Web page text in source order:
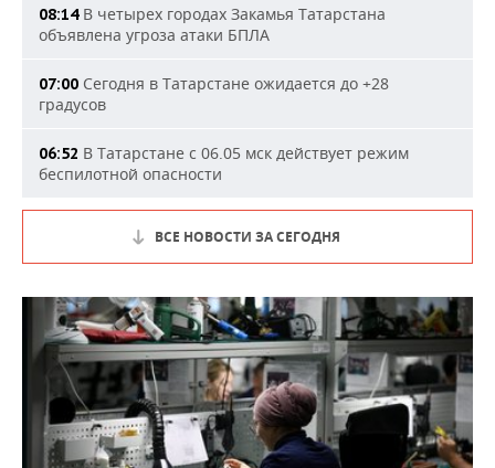
08:14В четырех городах Закамья Татарстана
объявлена угроза атаки БПЛА
07:00 Сегодня в Татарстане ожидается до +28
градусов
06:52 В Татарстане с 06.05 мск действует режим
беспилотной опасности
ВСЕ НОВОСТИ ЗА СЕГОДНЯ